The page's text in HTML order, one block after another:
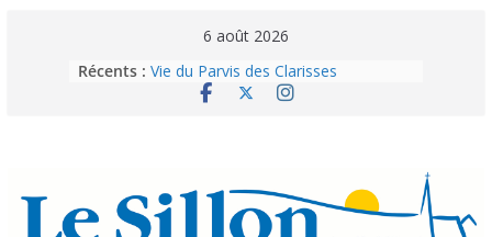
6 août 2026
Récents : Vie du Parvis des Clarisses
La brochure « Des vacances
Splendeurs murales de nos églises
Abonnez-vous ! Réabonnez-vous !